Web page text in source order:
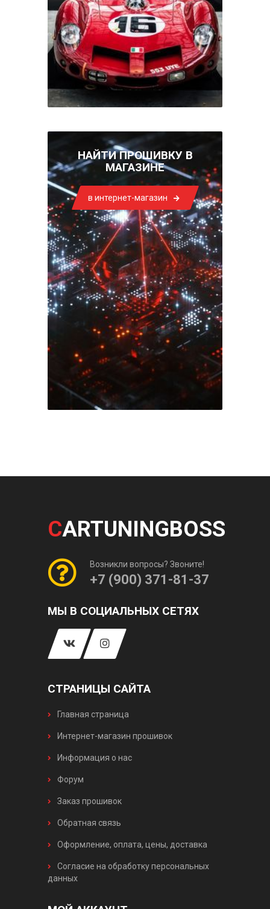
НАЙТИ ПРОШИВКУ В
МАГАЗИНЕ
в интернет-магазин
CARTUNINGBOSS
Возникли вопросы? Звоните!
+7 (900) 371-81-37
МЫ В СОЦИАЛЬНЫХ СЕТЯХ
СТРАНИЦЫ САЙТА
Главная страница
Интернет-магазин прошивок
Информация о нас
Форум
Заказ прошивок
Обратная связь
Оформление, оплата, цены, доставка
Согласие на обработку персональных
данных